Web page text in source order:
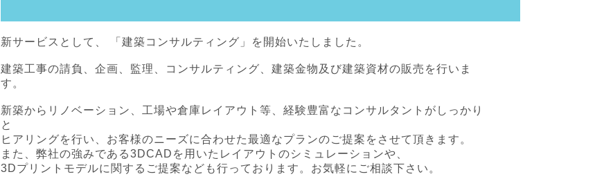
新サービスとして、 「 建築コンサルティング 」を開始いたしました。
建築工事の請負、企画、監理、コンサルティング、建築金物及び建築資材の販売を行いま
す。
新築からリノベーション、工場や倉庫レイアウト等、経験豊富なコンサルタントがしっかり
と
ヒアリングを行い、お客様のニーズに合わせた最適なプランのご提案をさせて頂きます。
また、弊社の強みである3DCADを用いたレイアウトのシミュレーションや、
3Dプリントモデルに関するご提案なども行っております。お気軽にご相談下さい。